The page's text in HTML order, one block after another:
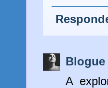
A